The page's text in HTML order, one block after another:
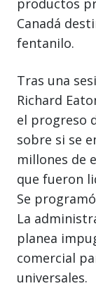
Canadá
fentanilo.
Tras una
Richard
el progreso
sobre si se
millones de
que fueron
Se
La
planea
comercial
universales.